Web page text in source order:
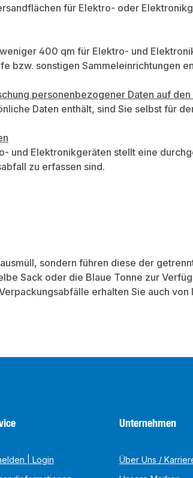
für Elektro- oder
400 qm für Elektro- und
bzw. sonstigen Sammeleinrichtungen
personenbezogener Daten auf
Daten enthält, sind Sie selbst für
und Elektronikgeräten stellt eine
zu erfassen sind.
sondern führen diese der
Sack oder die Blaue Tonne zur
erhalten Sie auch
| Login
Unternehmen
Über Uns /